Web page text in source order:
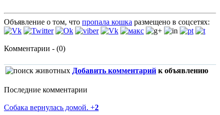
Объявление о том, что пропала кошка размещено в соцсетях:
Комментарии - (0)
Добавить комментарий к объявлению
Последние комментарии
Собака вернулась домой. +2